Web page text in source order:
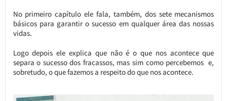
No primeiro capítulo ele fala, também, dos sete mecanismos
básicos para garantir o sucesso em qualquer área das nossas
vidas.
Logo depois ele explica que não é o que nos acontece que
separa o sucesso dos fracassos, mas sim como percebemos e,
sobretudo, o que fazemos a respeito do que nos acontece.